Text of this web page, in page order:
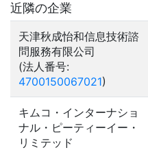
近隣の企業
天津秋成怡和信息技術諮
問服務有限公司
(法人番号:
4700150067021)
キムコ・インターナショ
ナル・ピーティーイー・
リミテッド